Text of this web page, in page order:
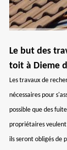
Le but des
toit à Dieme
Les travaux de
nécessaires pour
possible que des
propriétaires veulent
ils seront obligés de